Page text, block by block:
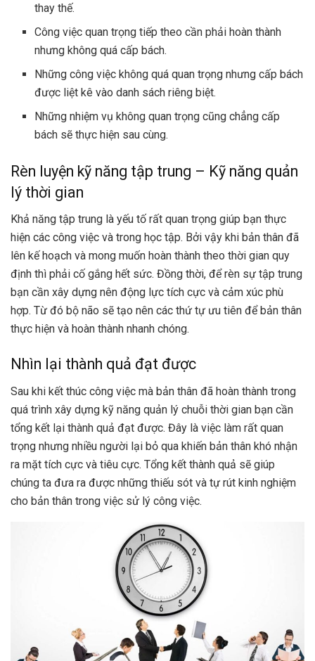
thay thế.
Công việc quan trọng tiếp theo cần phải hoàn thành
nhưng không quá cấp bách.
Những công việc không quá quan trọng nhưng cấp bách
được liệt kê vào danh sách riêng biệt.
Những nhiệm vụ không quan trọng cũng chẳng cấp
bách sẽ thực hiện sau cùng.
Rèn luyện kỹ năng tập trung – Kỹ năng quản
lý thời gian
Khả năng tập trung là yếu tố rất quan trọng giúp bạn thực
hiện các công việc và trong học tập. Bởi vậy khi bản thân đã
lên kế hoạch và mong muốn hoàn thành theo thời gian quy
định thì phải cố gắng hết sức. Đồng thời, để rèn sự tập trung
bạn cần xây dựng nên động lực tích cực và cảm xúc phù
hợp. Từ đó bộ não sẽ tạo nên các thứ tự ưu tiên để bản thân
thực hiện và hoàn thành nhanh chóng.
Nhìn lại thành quả đạt được
Sau khi kết thúc công việc mà bản thân đã hoàn thành trong
quá trình xây dựng kỹ năng quản lý chuỗi thời gian bạn cần
tổng kết lại thành quả đạt được. Đây là việc làm rất quan
trọng nhưng nhiều người lại bỏ qua khiến bản thân khó nhận
ra mặt tích cực và tiêu cực. Tổng kết thành quả sẽ giúp
chúng ta đưa ra được những thiếu sót và tự rút kinh nghiệm
cho bản thân trong việc sử lý công việc.